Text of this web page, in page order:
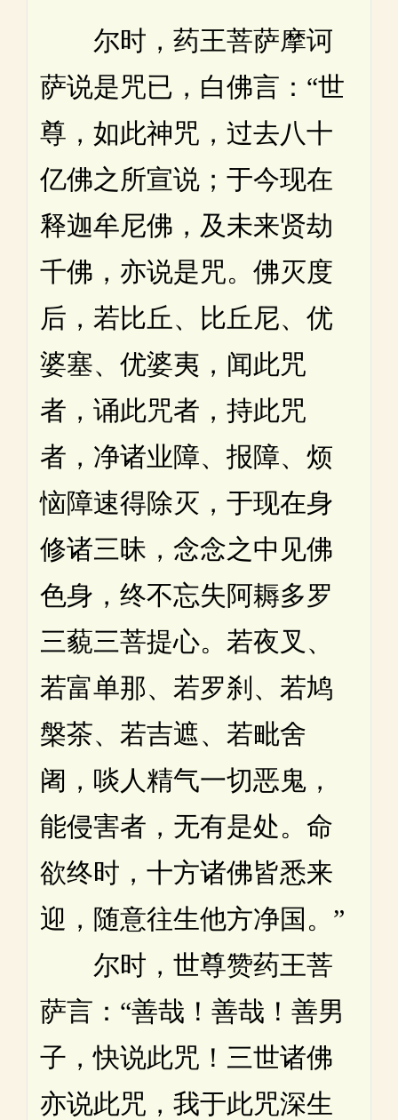
尔时，药王菩萨摩诃
萨说是咒已，白佛言：“世
尊，如此神咒，过去八十
亿佛之所宣说；于今现在
释迦牟尼佛，及未来贤劫
千佛，亦说是咒。佛灭度
后，若比丘、比丘尼、优
婆塞、优婆夷，闻此咒
者，诵此咒者，持此咒
者，净诸业障、报障、烦
恼障速得除灭，于现在身
修诸三昧，念念之中见佛
色身，终不忘失阿耨多罗
三藐三菩提心。若夜叉、
若富单那、若罗刹、若鸠
槃茶、若吉遮、若毗舍
阇，啖人精气一切恶鬼，
能侵害者，无有是处。命
欲终时，十方诸佛皆悉来
迎，随意往生他方净国。”
尔时，世尊赞药王菩
萨言：“善哉！善哉！善男
子，快说此咒！三世诸佛
亦说此咒，我于此咒深生